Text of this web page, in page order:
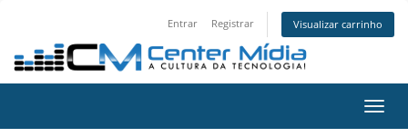
Entrar Registrar Visualizar carrinho